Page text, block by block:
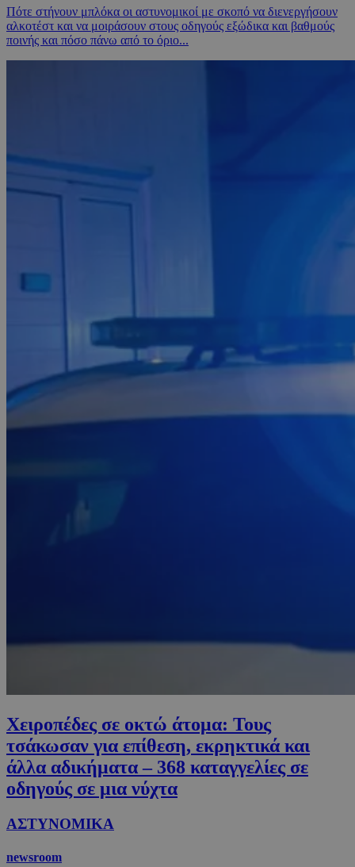
Πότε στήνουν μπλόκα οι αστυνομικοί με σκοπό να διενεργήσουν
αλκοτέστ και να μοιράσουν στους οδηγούς εξώδικα και βαθμούς
ποινής και πόσο πάνω από το όριο...
Χειροπέδες σε οκτώ άτομα: Τους
τσάκωσαν για επίθεση, εκρηκτικά και
άλλα αδικήματα – 368 καταγγελίες σε
οδηγούς σε μια νύχτα
ΑΣΤΥΝΟΜΙΚΑ
newsroom